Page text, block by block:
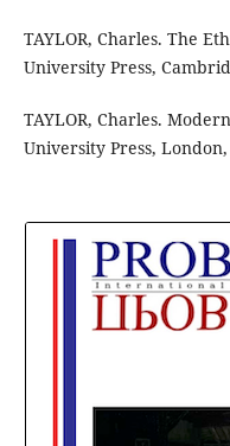
TAYLOR, Charles. The
University Press,
TAYLOR, Charles.
University Press, London,